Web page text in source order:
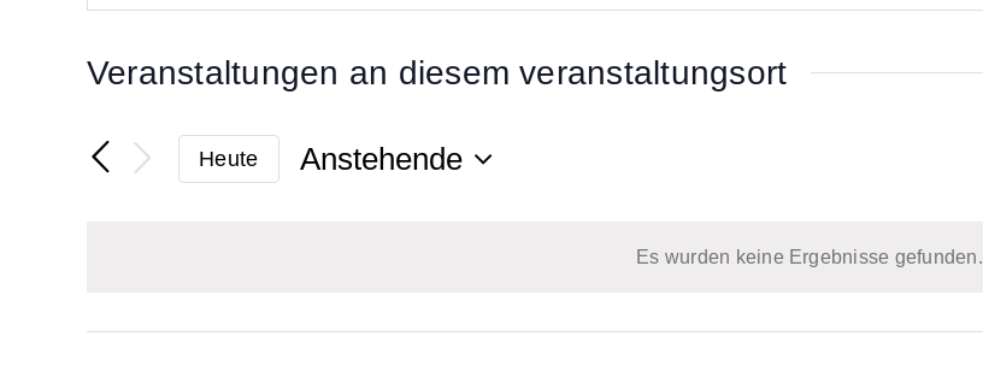
Hinweis
Es wurden keine Ergebnisse gefunden.
Veranstaltungen an diesem veranstaltungsort
Heute
Anstehende